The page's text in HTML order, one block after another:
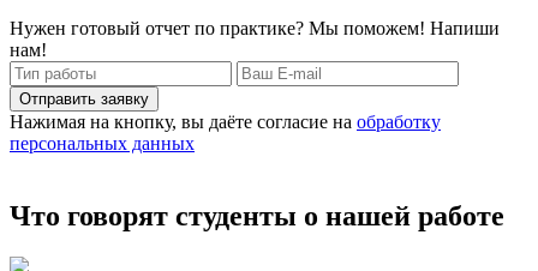
Нужен готовый отчет по практике? Мы поможем! Напиши
нам!
Отправить заявку
Нажимая на кнопку, вы даёте согласие на обработку
персональных данных
Что говорят студенты о нашей работе